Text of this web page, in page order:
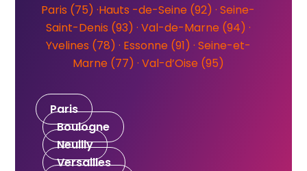
Paris (75) ·Hauts -de-Seine (92) · Seine-
Saint-Denis (93) · Val-de-Marne (94) ·
Yvelines (78) · Essonne (91) · Seine-et-
Marne (77) · Val-d’Oise (95)
Paris
Boulogne
Neuilly
Versailles